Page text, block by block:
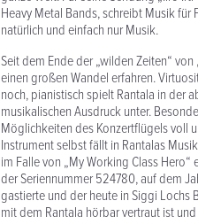
Heavy Metal Bands, schreibt Musik für
natürlich und einfach nur Musik.
Seit dem Ende der „wilden Zeiten“
einen großen Wandel erfahren.
noch, pianistisch spielt Rantala in der
musikalischen Ausdruck unter.
Möglichkeiten des Konzertflügels voll
Instrument selbst fällt in Rantalas
im Falle von „My Working Class
der Seriennummer 524780, auf dem
gastierte und der heute in Siggi Lochs
mit dem Rantala hörbar vertraut ist